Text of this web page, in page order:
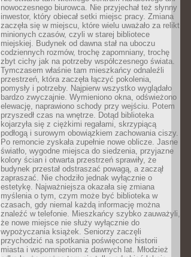
nowoczesnego biurowca. Nie przyjechał też słynny
inwestor, który obiecał setki miejsc pracy. Zmiana
zaczęła się w miejscu, które wielu uważało za relikt
minionych czasów, czyli w starej bibliotece
miejskiej. Budynek od dawna stał na uboczu
codziennych rozmów, trochę zapomniany, trochę
zbyt cichy jak na potrzeby współczesnego świata.
Tymczasem właśnie tam mieszkańcy odnaleźli
przestrzeń, która zaczęła łączyć pokolenia,
pomysły i potrzeby. Najpierw wszystko wyglądało
bardzo zwyczajnie. Wymieniono okna, odświeżono
elewację, naprawiono schody przy wejściu. Potem
przyszedł czas na wnętrze. Dotąd biblioteka
kojarzyła się z ciężkimi regałami, skrzypiącą
podłogą i surowym obowiązkiem zachowania ciszy.
Po remoncie zyskała zupełnie nowe oblicze. Jasne
światło, wygodne miejsca do siedzenia, przyjazne
kolory ścian i otwarta przestrzeń sprawiły, że
budynek przestał odstraszać powagą, a zaczął
zapraszać. Nie chodziło jednak wyłącznie o
estetykę. Najważniejsza okazała się zmiana
myślenia o tym, czym może być biblioteka w
czasach, gdy niemal każdą informację można
znaleźć w telefonie. Mieszkańcy szybko zauważyli,
że nowe miejsce nie służy wyłącznie do
wypożyczania książek. Seniorzy zaczęli
przychodzić na spotkania poświęcone historii
miasta i wspomnieniom z dawnych lat. Młodzież